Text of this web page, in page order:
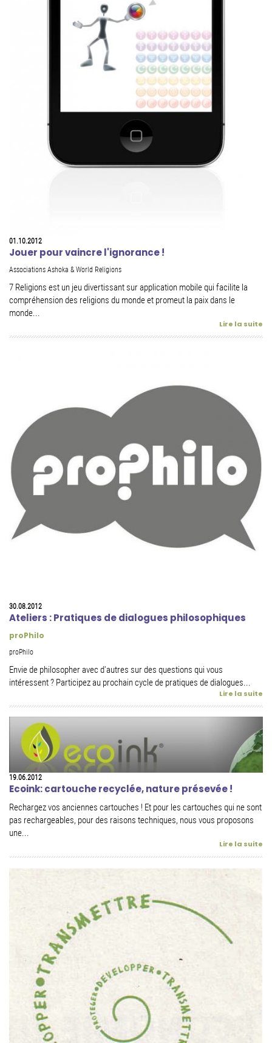
01.10.2012
Jouer pour vaincre l'ignorance !
Associations Ashoka & World Religions
7 Religions est un jeu divertissant sur application mobile qui facilite la
compréhension des religions du monde et promeut la paix dans le
monde...
Lire la suite
30.08.2012
Ateliers : Pratiques de dialogues philosophiques
proPhilo
proPhilo
Envie de philosopher avec d'autres sur des questions qui vous
intéressent ? Participez au prochain cycle de pratiques de dialogues...
Lire la suite
19.06.2012
Ecoink: cartouche recyclée, nature présevée !
Rechargez vos anciennes cartouches ! Et pour les cartouches qui ne sont
pas rechargeables, pour des raisons techniques, nous vous proposons
une...
Lire la suite